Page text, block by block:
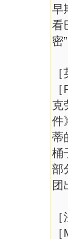
早
看
密
克
件
蒂
桶
部
团